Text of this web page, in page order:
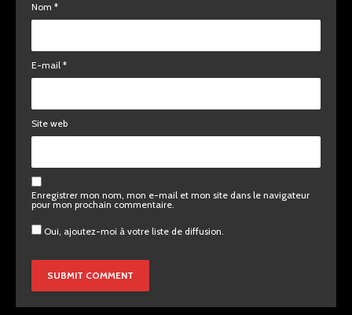
Nom *
E-mail *
Site web
Enregistrer mon nom, mon e-mail et mon site dans le navigateur
pour mon prochain commentaire.
Oui, ajoutez-moi à votre liste de diffusion.